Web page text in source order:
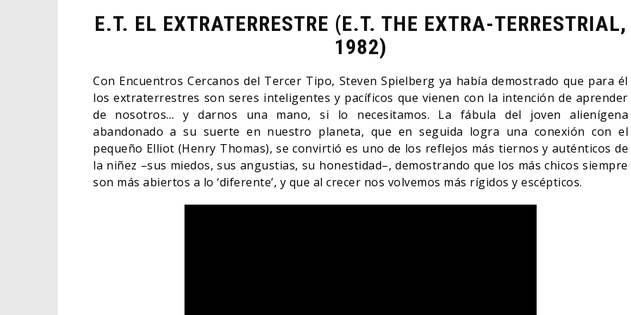
E.T. EL EXTRATERRESTRE (E.T. THE EXTRA-TERRESTRIAL,
1982)
Con Encuentros Cercanos del Tercer Tipo, Steven Spielberg ya había demostrado que para él
los extraterrestres son seres inteligentes y pacíficos que vienen con la intención de aprender
de nosotros… y darnos una mano, si lo necesitamos. La fábula del joven alienígena
abandonado a su suerte en nuestro planeta, que en seguida logra una conexión con el
pequeño Elliot (Henry Thomas), se convirtió es uno de los reflejos más tiernos y auténticos de
la niñez –sus miedos, sus angustias, su honestidad–, demostrando que los más chicos siempre
son más abiertos a lo ‘diferente’, y que al crecer nos volvemos más rígidos y escépticos.